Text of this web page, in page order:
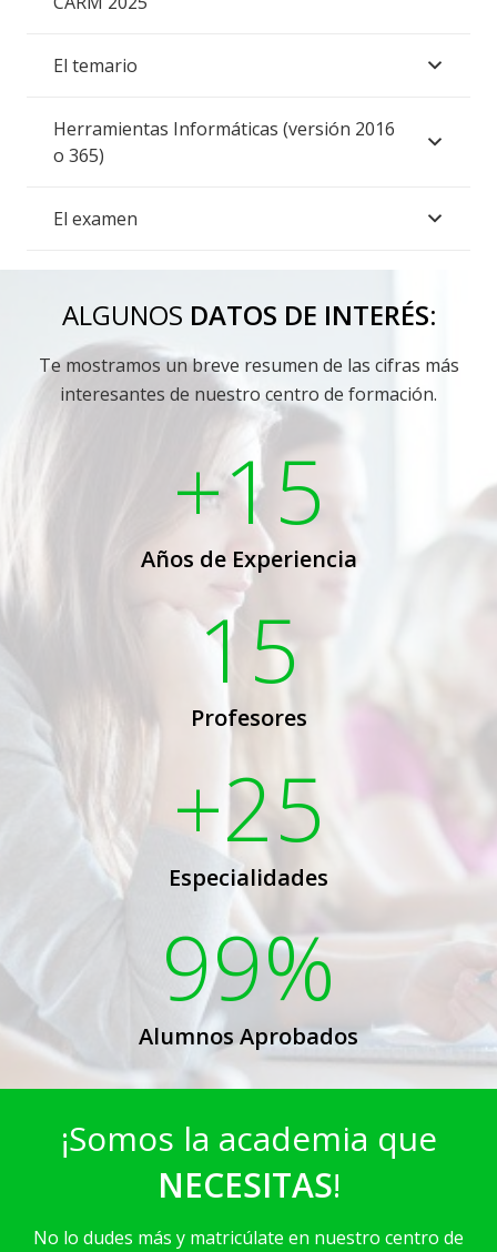
El temario
Herramientas Informáticas (versión 2016
o 365)
El examen
ALGUNOS DATOS DE INTERÉS:
Te mostramos un breve resumen de las cifras más
interesantes de nuestro centro de formación.
+15
Años de Experiencia
15
Profesores
+25
Especialidades
99%
Alumnos Aprobados
¡Somos la academia que
NECESITAS!
No lo dudes más y matricúlate en nuestro centro de